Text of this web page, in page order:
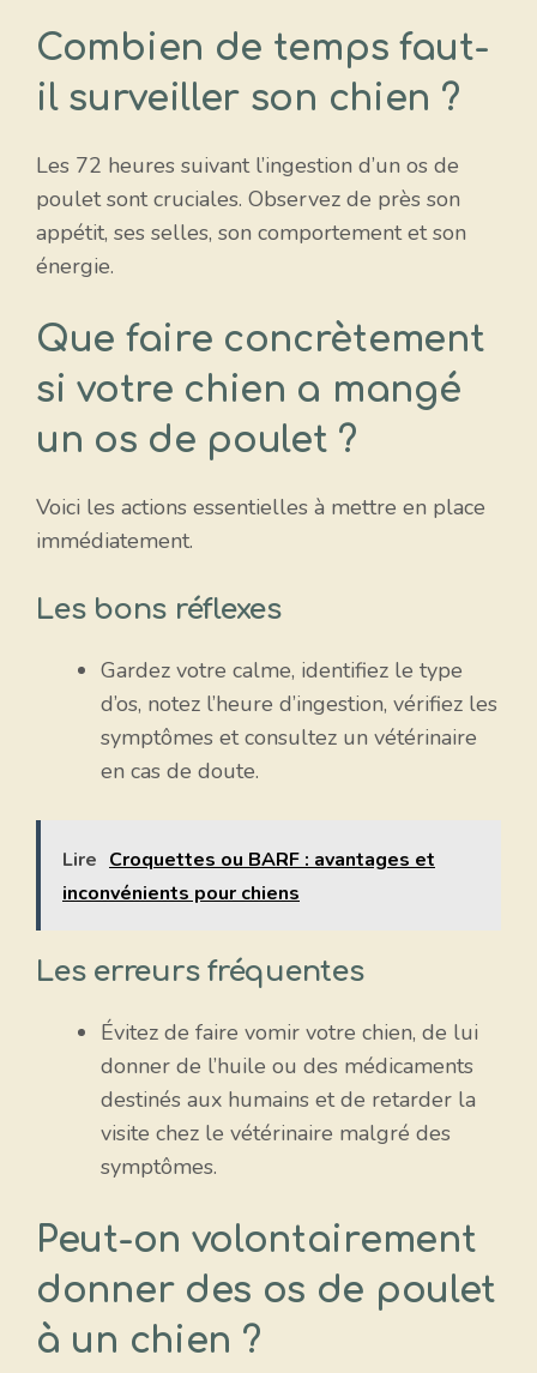
Combien de temps faut-
il surveiller son chien ?
Les 72 heures suivant l’ingestion d’un os de
poulet sont cruciales. Observez de près son
appétit, ses selles, son comportement et son
énergie.
Que faire concrètement
si votre chien a mangé
un os de poulet ?
Voici les actions essentielles à mettre en place
immédiatement.
Les bons réflexes
Gardez votre calme, identifiez le type
d’os, notez l’heure d’ingestion, vérifiez les
symptômes et consultez un vétérinaire
en cas de doute.
Lire Croquettes ou BARF : avantages et
inconvénients pour chiens
Les erreurs fréquentes
Évitez de faire vomir votre chien, de lui
donner de l’huile ou des médicaments
destinés aux humains et de retarder la
visite chez le vétérinaire malgré des
symptômes.
Peut-on volontairement
donner des os de poulet
à un chien ?